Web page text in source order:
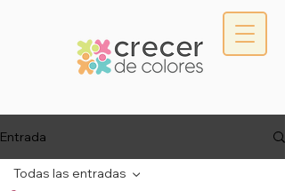
Entrada
Todas las entradas